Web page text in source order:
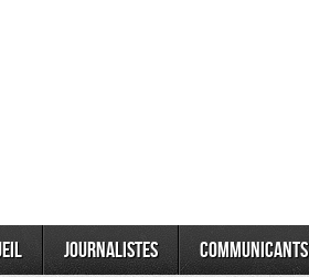
Journalistes Communicants